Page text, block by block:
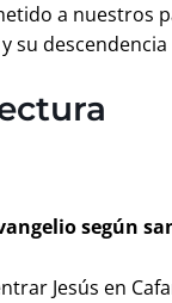
a nuestros
su
según
Jesús en